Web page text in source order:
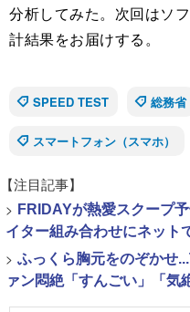
分析してみた。次回はソ
計結果をお届けする。
SPEED TEST
総務省
スマートフォン（スマホ）
【注目記事】
> FRIDAYが熱愛スクープ
イター組み合わせにネット
> ふっくら胸元をのぞかせ
ァン悶絶「すんごい」「気